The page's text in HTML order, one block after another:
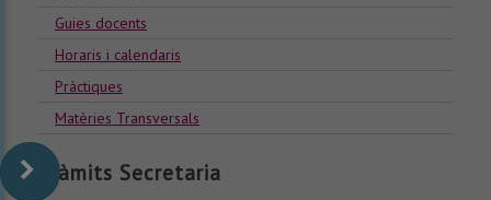
Guies docents
Horaris i calendaris
Pràctiques
Matèries Transversals
Tràmits Secretaria